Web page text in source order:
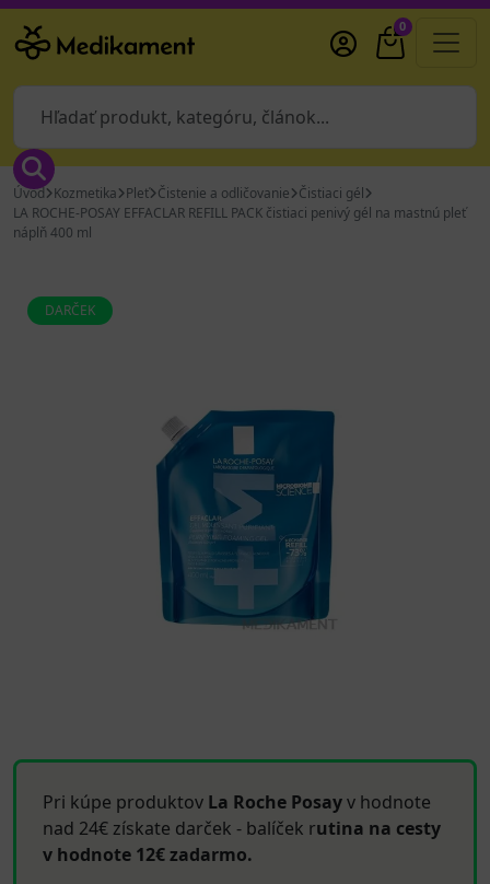
0
Úvod Kozmetika Pleť Čistenie a odličovanie Čistiaci gél
LA ROCHE-POSAY EFFACLAR REFILL PACK čistiaci penivý gél na mastnú pleť
náplň 400 ml
Pri kúpe produktov La Roche Posayv hodnote
nad 24€ získate darček - balíček rutina na cesty
v hodnote 12€ zadarmo.
DARČEK